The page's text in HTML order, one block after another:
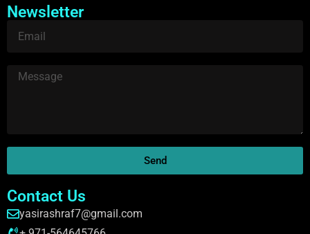
Newsletter
Send
Contact Us
yasirashraf7@gmail.com